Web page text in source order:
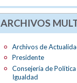
ARCHIVOS
Archivos de
Presidente
Consejería de Política
Igualdad